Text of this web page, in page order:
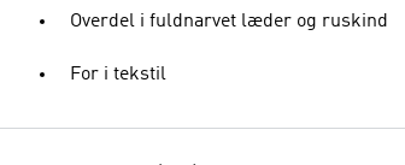
Overdel i fuldnarvet læder og ruskind
For i tekstil